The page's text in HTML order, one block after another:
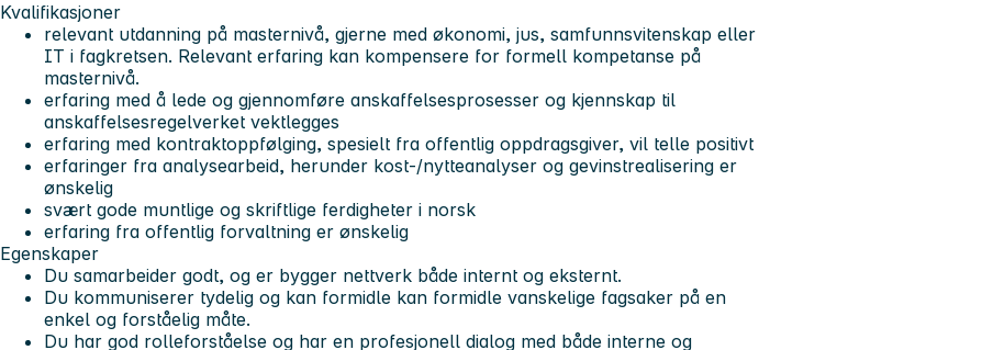
Kvalifikasjoner
relevant utdanning på masternivå, gjerne med økonomi, jus, samfunnsvitenskap eller
IT i fagkretsen. Relevant erfaring kan kompensere for formell kompetanse på
masternivå.
erfaring med å lede og gjennomføre anskaffelsesprosesser og kjennskap til
anskaffelsesregelverket vektlegges
erfaring med kontraktoppfølging, spesielt fra offentlig oppdragsgiver, vil telle positivt
erfaringer fra analysearbeid, herunder kost-/nytteanalyser og gevinstrealisering er
ønskelig
svært gode muntlige og skriftlige ferdigheter i norsk
erfaring fra offentlig forvaltning er ønskelig
Egenskaper
Du samarbeider godt, og er bygger nettverk både internt og eksternt.
Du kommuniserer tydelig og kan formidle kan formidle vanskelige fagsaker på en
enkel og forståelig måte.
Du har god rolleforståelse og har en profesjonell dialog med både interne og